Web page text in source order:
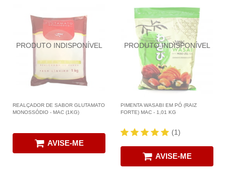
REALÇADOR DE SABOR GLUTAMATO
MONOSSÓDIO - MAC (1KG)
AVISE-ME
PIMENTA WASABI EM PÓ (RAIZ
FORTE) MAC - 1,01 KG
(1)
AVISE-ME